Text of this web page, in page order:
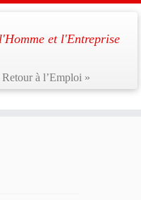
et l'Entreprise
à l’Emploi »